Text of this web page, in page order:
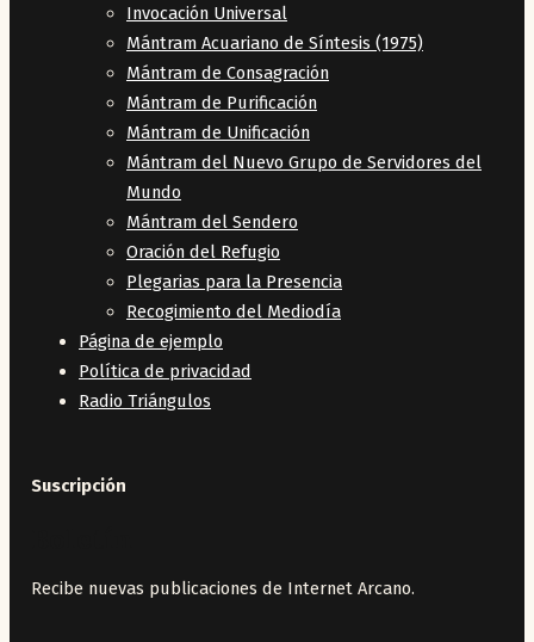
Invocación Universal
Mántram Acuariano de Síntesis (1975)
Mántram de Consagración
Mántram de Purificación
Mántram de Unificación
Mántram del Nuevo Grupo de Servidores del
Mundo
Mántram del Sendero
Oración del Refugio
Plegarias para la Presencia
Recogimiento del Mediodía
Página de ejemplo
Política de privacidad
Radio Triángulos
Suscripción
Recibe nuevas publicaciones de Internet Arcano.